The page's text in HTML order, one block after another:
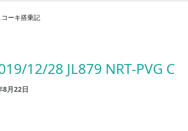
コーキ搭乗記
12/28 JL879 NRT-PVG C
8月22日